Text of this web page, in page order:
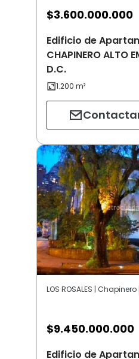
$3.600.000.000
Edificio de
CHAPINERO ALTO
D.C.
LOS ROSALES |
$9.450.000.000
Edificio de